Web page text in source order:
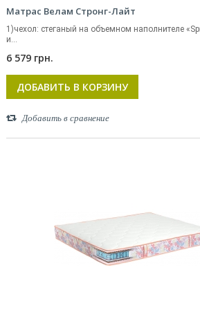
Матрас Велам Стронг-Лайт
1)чехол: стеганый на объемном наполнителе
и...
6 579 грн.
ДОБАВИТЬ В КОРЗИНУ
Добавить в сравнение